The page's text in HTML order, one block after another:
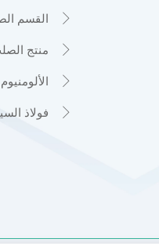
 القسم
 منتج
 الألومنيوم
 فولاذ